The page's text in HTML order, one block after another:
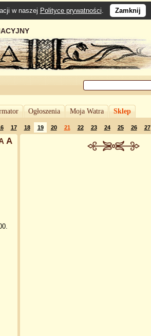
w naszej Polityce prywatności. Zamknij
Ogłoszenia Moja Watra Sklep
17 18 19 20 21 22 23 24 25 26 27
A